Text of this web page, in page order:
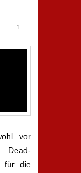
1
vor
Dead-
für die